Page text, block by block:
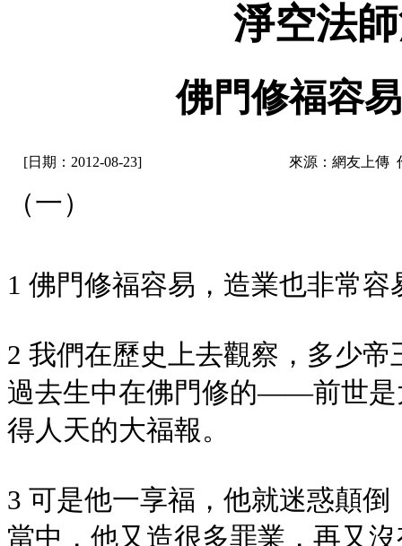
淨空法
佛門修福容
[日期：2012-08-23] 來源：網友上傳
（一）
1 佛門修福容易，造業也非常容
2 我們在歷史上去觀察，多少
過去生中在佛門修的——前世是
得人天的大福報。
3 可是他一享福，他就迷惑顛
當中，他又造很多罪業，再又